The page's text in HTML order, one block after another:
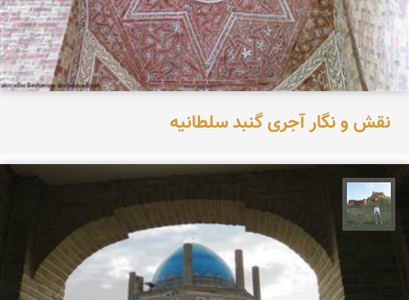
نقش و نگار آجری گنبد سلطانیه